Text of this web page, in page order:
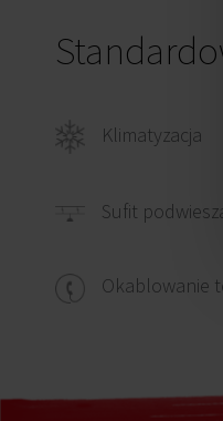
Klimatyzacja
Sufit
Okablowanie